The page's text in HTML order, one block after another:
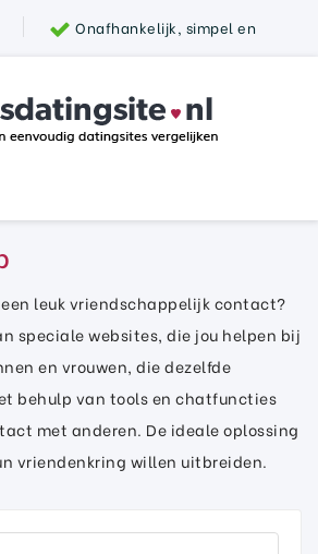
Onafhankelijk, simpel en
Top datingsite
Parship
een leuk vriendschappelijk contact?
speciale websites, die jou helpen bij
en vrouwen, die dezelfde
behulp van tools en chatfuncties
met anderen. De ideale oplossing
vriendenkring willen uitbreiden.